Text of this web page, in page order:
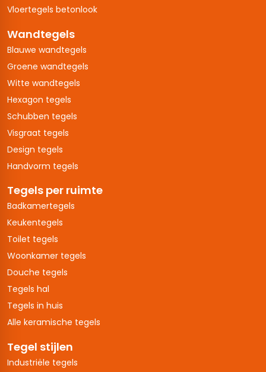
Vloertegels betonlook
Wandtegels
Blauwe wandtegels
Groene wandtegels
Witte wandtegels
Hexagon tegels
Schubben tegels
Visgraat tegels
Design tegels
Handvorm tegels
Tegels per ruimte
Badkamertegels
Keukentegels
Toilet tegels
Woonkamer tegels
Douche tegels
Tegels hal
Tegels in huis
Alle keramische tegels
Tegel stijlen
Industriële tegels